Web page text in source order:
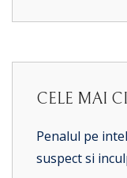
CELE MAI
Penalul pe
suspect si